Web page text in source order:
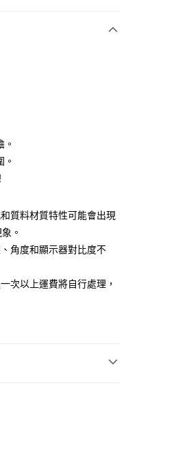
的支付方式。 讓您購物簡單
值。
帳。
。
但若您需要取消訂單，請聯
仍視為有效，需透過AFTEE
質料材質特性可能會出現
。
角度和顯示器對比度不
次以上運費將自行處理，